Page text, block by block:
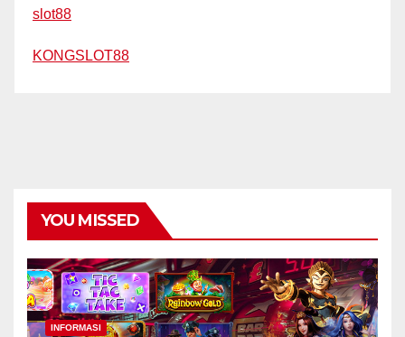
slot88
KONGSLOT88
YOU MISSED
INFORMASI